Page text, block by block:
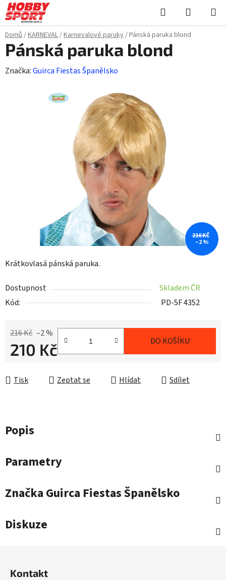
Přejít
na
obsah
Hledat
KOŠÍK
Domů/KARNEVAL/Karnevalové paruky/Pánská paruka blond
Krátkovlasá pánská paruka.
Dostupnost
Skladem ČR
Kód:
PD-5F 4352
216 Kč –2 %
210 Kč DO KOŠÍKU
Tisk Zeptat se Hlídat Sdílet
Pánská paruka blond
Značka:Guirca Fiestas Španělsko
216 KČ
–2 %
Popis
Parametry
Značka Guirca Fiestas Španělsko
Diskuze
Kontakt